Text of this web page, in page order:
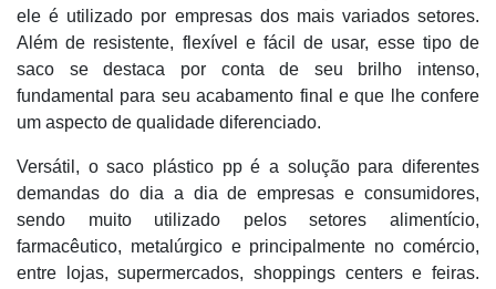
ele é utilizado por empresas dos mais variados setores.
Além de resistente, flexível e fácil de usar, esse tipo de
saco se destaca por conta de seu brilho intenso,
fundamental para seu acabamento final e que lhe confere
um aspecto de qualidade diferenciado.
Versátil, o saco plástico pp é a solução para diferentes
demandas do dia a dia de empresas e consumidores,
sendo muito utilizado pelos setores alimentício,
farmacêutico, metalúrgico e principalmente no comércio,
entre lojas, supermercados, shoppings centers e feiras.